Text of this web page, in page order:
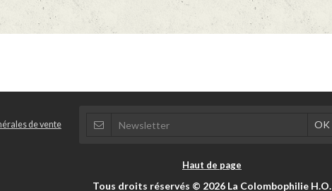
de vente
Haut de page
Tous droits réservés © 2026 La Colombophilie H.O.